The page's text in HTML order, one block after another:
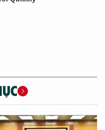
sẵn sàng hỗ trợ!